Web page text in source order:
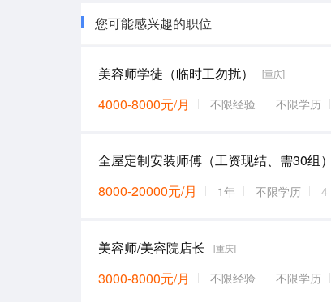
您可能感兴趣的职位
美容师学徒（临时工勿扰） [重庆]
4000-8000元/月 不限经验 不限学历
全屋定制安装师傅（工资现结、需30组）
8000-20000元/月 1年 不限学历 4
美容师/美容院店长 [重庆]
3000-8000元/月 不限经验 不限学历